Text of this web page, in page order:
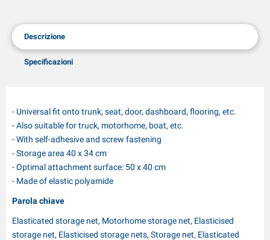
Descrizione
Specificazioni
- Universal fit onto trunk, seat, door, dashboard, flooring, etc.
- Also suitable for truck, motorhome, boat, etc.
- With self-adhesive and screw fastening
- Storage area 40 x 34 cm
- Optimal attachment surface: 50 x 40 cm
- Made of elastic polyamide
Parola chiave
Elasticated storage net, Motorhome storage net, Elasticised
storage net, Elasticised storage nets, Storage net, Elasticated